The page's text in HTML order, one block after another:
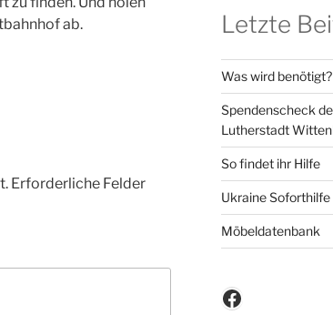
ab.
Erforderliche Felder
Letzte
Was wird benötigt?
Spendenscheck
Lutherstadt
So findet ihr Hilfe
Ukraine
Möbeldatenbank
Facebook